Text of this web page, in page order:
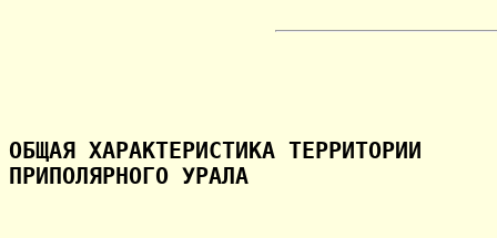
ОБЩАЯ ХАРАКТЕРИСТИКА ТЕРРИТОРИИ
ПРИПОЛЯРНОГО УРАЛА